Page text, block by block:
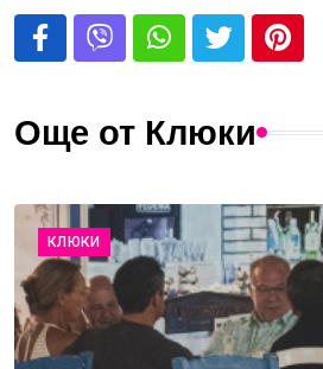
Още от Клюки
КЛЮКИ